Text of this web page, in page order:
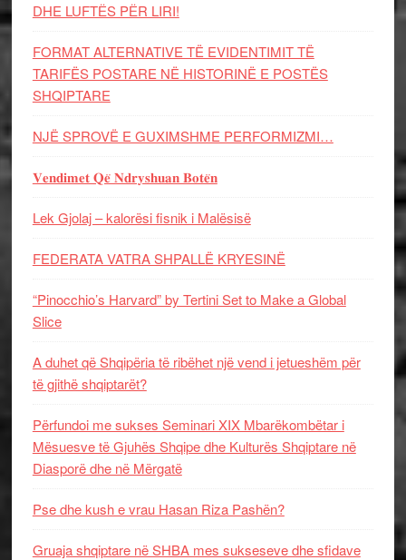
DHE LUFTЁS PЁR LIRI!
FORMAT ALTERNATIVE TË EVIDENTIMIT TË
TARIFËS POSTARE NË HISTORINË E POSTËS
SHQIPTARE
NJË SPROVË E GUXIMSHME PERFORMIZMI…
𝐕𝐞𝐧𝐝𝐢𝐦𝐞𝐭 𝐐𝐞̈ 𝐍𝐝𝐫𝐲𝐬𝐡𝐮𝐚𝐧 𝐁𝐨𝐭𝐞̈𝐧
Lek Gjolaj – kalorësi fisnik i Malësisë
FEDERATA VATRA SHPALLË KRYESINË
“Pinocchio’s Harvard” by Tertini Set to Make a Global
Slice
A duhet që Shqipëria të ribëhet një vend i jetueshëm për
të gjithë shqiptarët?
Përfundoi me sukses Seminari XIX Mbarëkombëtar i
Mësuesve të Gjuhës Shqipe dhe Kulturës Shqiptare në
Diasporë dhe në Mërgatë
Pse dhe kush e vrau Hasan Riza Pashën?
Gruaja shqiptare në SHBA mes sukseseve dhe sfidave